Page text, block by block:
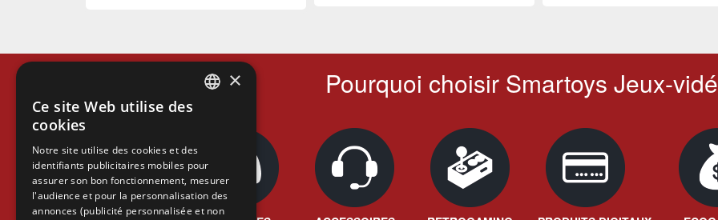
Pourquoi choisir Smartoys Jeux-
ENGLISH
×
Ce site Web utilise des
cookies
Notre site utilise des cookies et des
identifiants publicitaires mobiles pour
assurer son bon fonctionnement, mesurer
l'audience et pour la personnalisation des
annonces (publicité personnalisée et non